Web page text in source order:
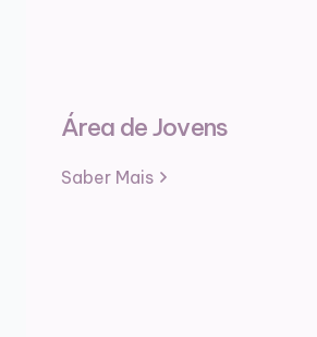
Área de Jovens
Saber Mais